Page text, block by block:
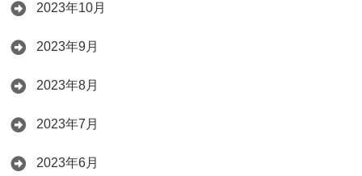
2023年10月
2023年9月
2023年8月
2023年7月
2023年6月